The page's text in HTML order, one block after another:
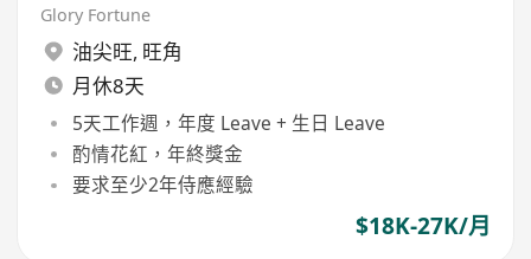
Glory Fortune
油尖旺, 旺角
月休8天
5天工作週，年度 Leave + 生日 Leave
酌情花紅，年終獎金
要求至少2年侍應經驗
$18K-27K/月